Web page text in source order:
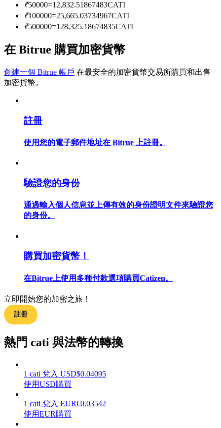
合約資訊
包含交易情況等的大數據分析
交易策略
學習如何保持盈利
₹50000=12,832.51867483CATI
₹100000=25,665.03734967CATI
₹500000=128,325.18674835CATI
在 Bitrue 購買加密貨幣
創建一個 Bitrue 帳戶 在最安全的加密貨幣交易所購買和出售
加密貨幣。
註冊
使用您的電子郵件地址在 Bitrue 上註冊。
驗證您的身份
通過輸入個人信息並上傳有效的身份證明文件來驗證您
的身份。
購買加密貨幣！
在Bitrue上使用多種付款選項購買Catizen。
立即開始您的加密之旅！
註冊
熱門 cati 與法幣的轉換
1 cati 兌入 USD$0.04095
使用USD購買
1 cati 兌入 EUR€0.03542
使用EUR購買